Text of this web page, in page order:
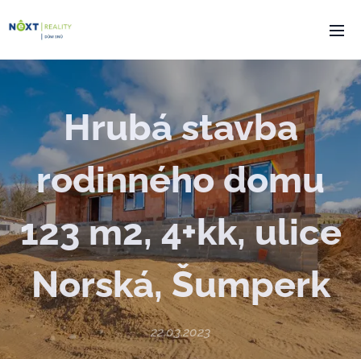
Hrubá stavba
rodinného domu
123 m2, 4+kk, ulice
Norská, Šumperk
22.03.2023